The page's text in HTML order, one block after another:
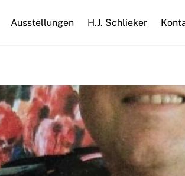
Ausstellungen H.J. Schlieker